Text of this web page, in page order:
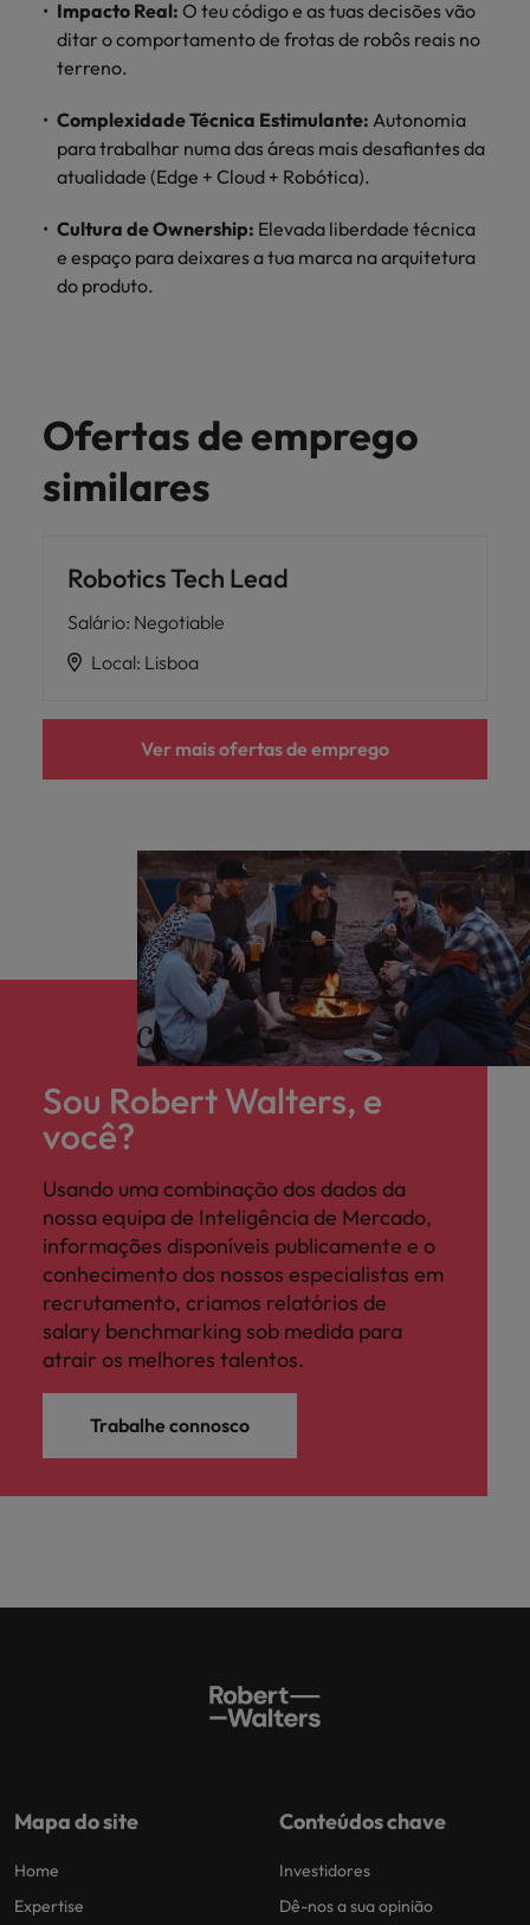
Impacto Real: O teu código e as tuas decisões vão
ditar o comportamento de frotas de robôs reais no
terreno.
Complexidade Técnica Estimulante: Autonomia
para trabalhar numa das áreas mais desafiantes da
atualidade (Edge + Cloud + Robótica).
Cultura de Ownership: Elevada liberdade técnica
e espaço para deixares a tua marca na arquitetura
do produto.
Ofertas de emprego
similares
Robotics Tech Lead
Salário: Negotiable
Local: Lisboa
Ver mais ofertas de emprego
Sou Robert Walters, e
você?
Usando uma combinação dos dados da
nossa equipa de Inteligência de Mercado,
informações disponíveis publicamente e o
conhecimento dos nossos especialistas em
recrutamento, criamos relatórios de
salary benchmarking sob medida para
atrair os melhores talentos.
Trabalhe connosco
Mapa do site
Home
Expertise
Conteúdos chave
Investidores
Dê-nos a sua opinião